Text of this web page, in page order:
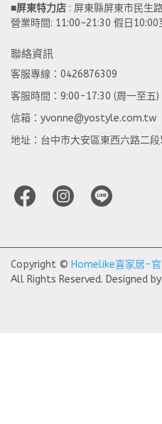
■屏東特力店 : 屏東縣屏東市民生
營業時間: 11:00~21:30 假日10:00
聯絡資訊
客服專線：0426876309
客服時間：9:00-17:30 (周一至五)
信箱：yvonne@yostyle.com.tw
地址：台中市大安區東西六路二
Copyright © Homelike喜家居-
All Rights Reserved. Designed by